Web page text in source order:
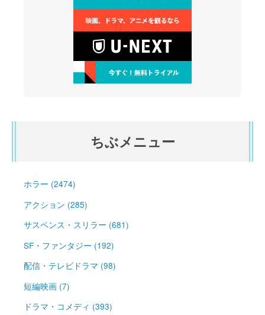
ちぶメニュー
ホラー (2474)
アクション (285)
サスペンス・スリラー (681)
SF・ファンタジー (192)
配信・テレビドラマ (98)
短編映画 (7)
ドラマ・コメディ (393)